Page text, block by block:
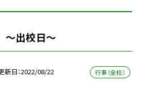
出校日〜
新日 2022/08/22 行事（全校）